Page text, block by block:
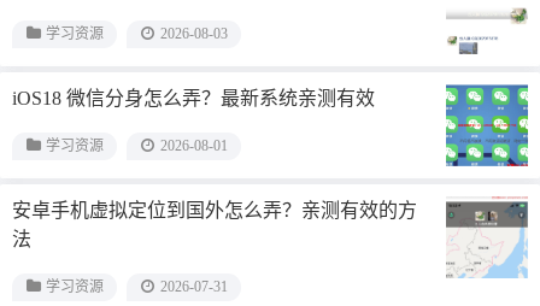
学习资源 2026-08-03
iOS18 微信分身怎么弄？最新系统亲测有效
学习资源 2026-08-01
安卓手机虚拟定位到国外怎么弄？亲测有效的方
法
学习资源 2026-07-31